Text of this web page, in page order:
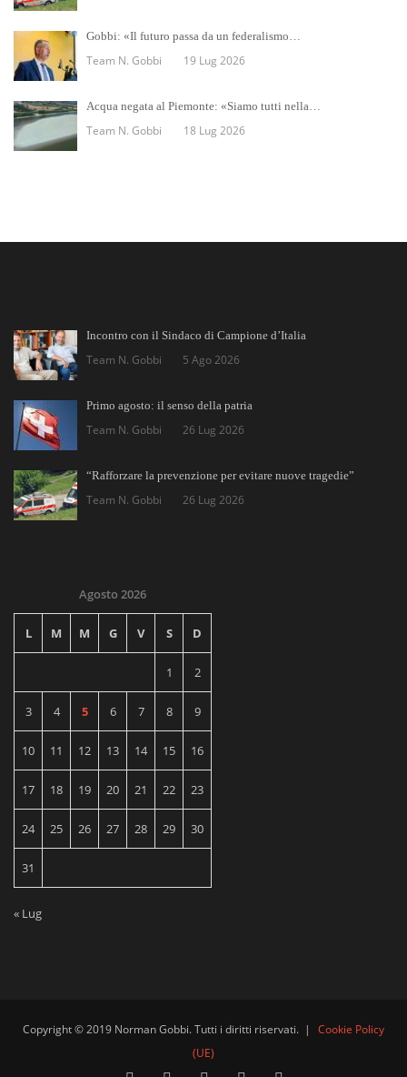
Gobbi: «Il futuro passa da un federalismo…
Team N. Gobbi 19 Lug 2026
Acqua negata al Piemonte: «Siamo tutti nella…
Team N. Gobbi 18 Lug 2026
Incontro con il Sindaco di Campione d’Italia
Team N. Gobbi 5 Ago 2026
Primo agosto: il senso della patria
Team N. Gobbi 26 Lug 2026
“Rafforzare la prevenzione per evitare nuove tragedie”
Team N. Gobbi 26 Lug 2026
Agosto 2026
L M M G V S D
1 2
3 4 5 6 7 8 9
10 11 12 13 14 15 16
17 18 19 20 21 22 23
24 25 26 27 28 29 30
31
« Lug
Copyright © 2019 Norman Gobbi. Tutti i diritti riservati. |
Cookie Policy
(UE)